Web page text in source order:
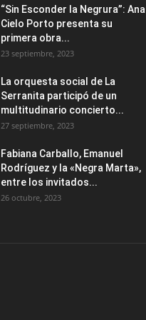
“Sin Esconder la Negrura”: Ana
Cielo Porto presenta su
primera obra...
23 septiembre, 2023
La orquesta social de La
Serranita participó de un
multitudinario concierto...
27 septiembre, 2023
Fabiana Carballo, Emanuel
Rodríguez y la «Negra Marta»,
entre los invitados...
26 octubre, 2023